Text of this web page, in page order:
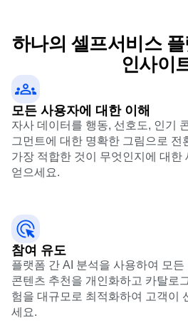
하나의 셀프서비스
인사이
모든 사용자에 대한 이해
자사 데이터를 행동, 선호도, 인기
그먼트에 대한 명확한 그림으로 전
가장 적합한 것이 무엇인지에 대한
얻으세요.
참여 유도
플랫폼 간 AI 분석을 사용하여 모
콘텐츠 추천을 개인화하고 카탈로
험을 대규모로 최적화하여 고객이
세요.